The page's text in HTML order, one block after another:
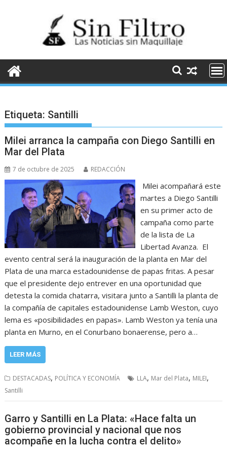
Etiqueta: Santilli
Milei arranca la campaña con Diego Santilli en
Mar del Plata
7 de octubre de 2025 REDACCIÓN
Milei acompañará este
martes a Diego Santilli
en su primer acto de
campaña como parte
de la lista de La
Libertad Avanza. El
evento central será la inauguración de la planta en Mar del
Plata de una marca estadounidense de papas fritas. A pesar
que el presidente dejo entrever en una oportunidad que
detesta la comida chatarra, visitara junto a Santilli la planta de
la compañía de capitales estadounidense Lamb Weston, cuyo
lema es «posibilidades en papas». Lamb Weston ya tenía una
planta en Murno, en el Conurbano bonaerense, pero a…
LEER MÁS
DESTACADAS, POLÍTICA Y ECONOMÍA LLA, Mar del Plata, MILEI,
Santilli
Garro y Santilli en La Plata: «Hace falta un
gobierno provincial y nacional que nos
acompañe en la lucha contra el delito»